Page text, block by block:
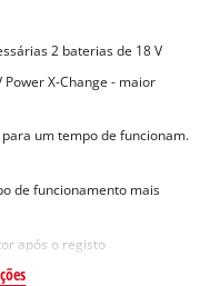
2 baterias de 18 V
Power X-Change - maior
um tempo de funcionam.
de funcionamento mais
após o registo